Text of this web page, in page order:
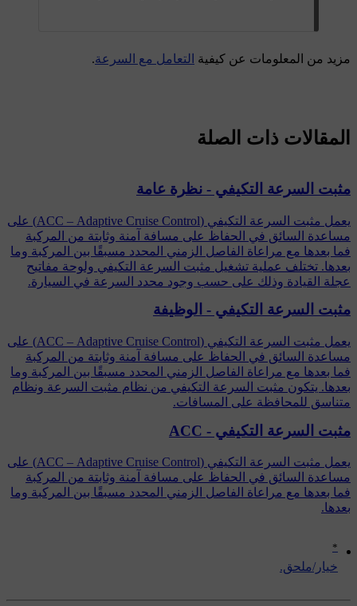
مزيد من المعلومات عن كيفية التعامل مع السرعة.
*
‏خيار/ملحق.
المقالات ذات الصلة
مثبت السرعة التكيفي - نظرة عامة
يعمل مثبت السرعة التكيفي (ACC – Adaptive Cruise Control) على
مساعدة السائق في الحفاظ على مسافة آمنة وثابتة من المركبة
فما بعدها مع مراعاة الفاصل الزمني المحدد مسبقًا بين المركبة وما
بعدها. تختلف عملية تشغيل مثبت السرعة التكيفي ولوحة مفاتيح
عجلة القيادة وذلك على حسب وجود محدد السرعة في السيارة.
مثبت السرعة التكيفي - الوظيفة
يعمل مثبت السرعة التكيفي (ACC – Adaptive Cruise Control) على
مساعدة السائق في الحفاظ على مسافة آمنة وثابتة من المركبة
فما بعدها مع مراعاة الفاصل الزمني المحدد مسبقًا بين المركبة وما
بعدها. يتكون مثبت السرعة التكيفي من نظام مثبت السرعة ونظام
متناسق للمحافظة على المسافات.
مثبت السرعة التكيفي - ACC
يعمل مثبت السرعة التكيفي (ACC – Adaptive Cruise Control) على
مساعدة السائق في الحفاظ على مسافة آمنة وثابتة من المركبة
فما بعدها مع مراعاة الفاصل الزمني المحدد مسبقًا بين المركبة وما
بعدها.